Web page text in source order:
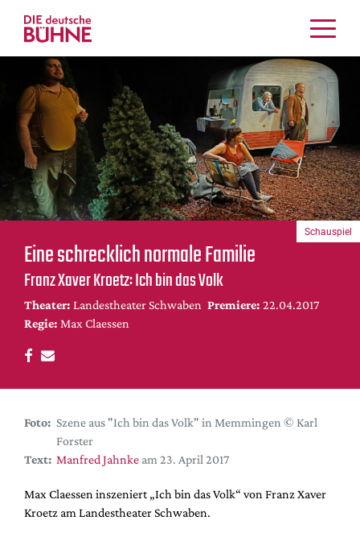
Kritiken
Schauspiel
Musiktheater
Tanz
Crossover
Bühnenwelt
Festivals & Veranstaltungen
Menschen & Theater
Themen
Internationales
Nachrufe
DdB-map
Premierensuche
Festival-Planer
Alle Hefte
Eine schrecklich normale Familie
Franz Xaver Kroetz: Ich bin das Volk
Theater: Landestheater Schwaben Premiere: 22.04.2017
Regie: Max Claessen
Schauspiel
Foto: Szene aus "Ich bin das Volk" in Memmingen © Karl
Forster
Text: Manfred Jahnke am 23. April 2017
Max Claessen inszeniert „Ich bin das Volk“ von Franz Xaver
Kroetz am Landestheater Schwaben.